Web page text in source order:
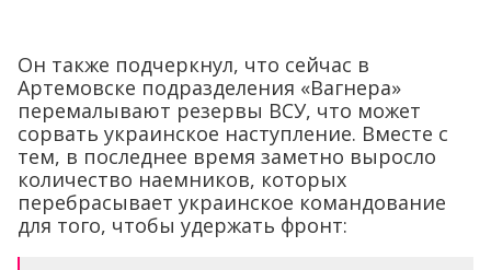
Он также подчеркнул, что сейчас в
Артемовске подразделения «Вагнера»
перемалывают резервы ВСУ, что может
сорвать украинское наступление. Вместе с
тем, в последнее время заметно выросло
количество наемников, которых
перебрасывает украинское командование
для того, чтобы удержать фронт: